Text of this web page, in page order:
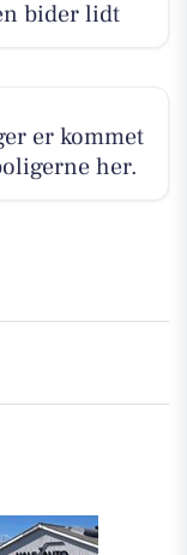
bider lidt
er kommet
her.